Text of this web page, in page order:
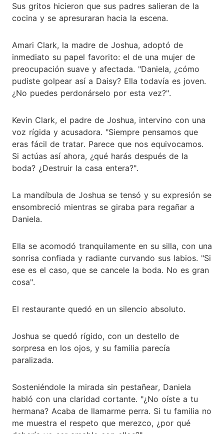
Sus gritos hicieron que sus padres salieran de la
cocina y se apresuraran hacia la escena.
Amari Clark, la madre de Joshua, adoptó de
inmediato su papel favorito: el de una mujer de
preocupación suave y afectada. "Daniela, ¿cómo
pudiste golpear así a Daisy? Ella todavía es joven.
¿No puedes perdonárselo por esta vez?".
Kevin Clark, el padre de Joshua, intervino con una
voz rígida y acusadora. "Siempre pensamos que
eras fácil de tratar. Parece que nos equivocamos.
Si actúas así ahora, ¿qué harás después de la
boda? ¿Destruir la casa entera?".
La mandíbula de Joshua se tensó y su expresión se
ensombreció mientras se giraba para regañar a
Daniela.
Ella se acomodó tranquilamente en su silla, con una
sonrisa confiada y radiante curvando sus labios. "Si
ese es el caso, que se cancele la boda. No es gran
cosa".
El restaurante quedó en un silencio absoluto.
Joshua se quedó rígido, con un destello de
sorpresa en los ojos, y su familia parecía
paralizada.
Sosteniéndole la mirada sin pestañear, Daniela
habló con una claridad cortante. "¿No oíste a tu
hermana? Acaba de llamarme perra. Si tu familia no
me muestra el respeto que merezco, ¿por qué